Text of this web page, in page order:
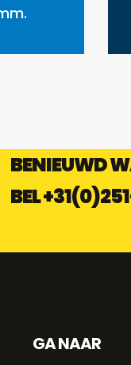
BENIEUWD
BEL
GA NAAR